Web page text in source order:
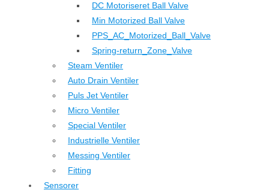
DC Motoriseret Ball Valve
Min Motorized Ball Valve
PPS_AC_Motorized_Ball_Valve
Spring-return_Zone_Valve
Steam Ventiler
Auto Drain Ventiler
Puls Jet Ventiler
Micro Ventiler
Special Ventiler
Industrielle Ventiler
Messing Ventiler
Fitting
Sensorer